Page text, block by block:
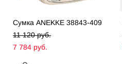
Сумка ANEKKE 38843-409
11 120 pуб.
7 784 pуб.